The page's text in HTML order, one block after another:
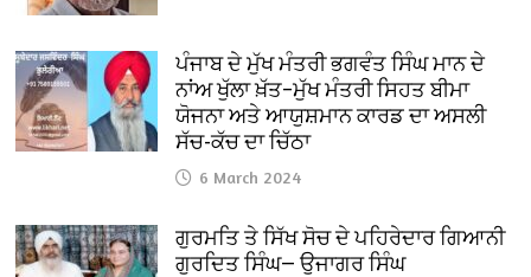
ਪੰਜਾਬ ਦੇ ਮੁੱਖ ਮੰਤਰੀ ਭਗਵੰਤ ਸਿੰਘ ਮਾਨ ਦੇ
ਨਾਂਅ ਖੁੱਲਾ ਖ਼ੱਤ–ਮੁੱਖ ਮੰਤਰੀ ਸਿਹਤ ਬੀਮਾ
ਯੋਜਨਾ ਅਤੇ ਆਯੁਸ਼ਮਾਨ ਕਾਰਡ ਦਾ ਅਸਲੀ
ਸੱਚ-ਕੱਚ ਦਾ ਚਿੱਠਾ
6 March 2024
ਗੁਰਮਤਿ ਤੇ ਸਿੱਖ ਸੋਚ ਦੇ ਪਹਿਰੇਦਾਰ ਗਿਆਨੀ
ਗੁਰਦਿਤ ਸਿੰਘ— ਉਜਾਗਰ ਸਿੰਘ